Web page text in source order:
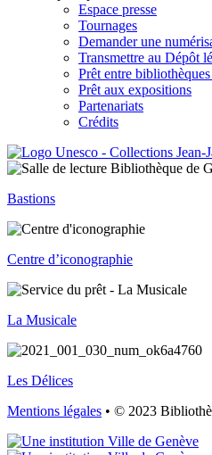
Espace presse
Tournages
Demander une
Transmettre au Dépôt
Prêt entre
Prêt aux expositions
Partenariats
Crédits
Bastions
Centre d’iconographie
La Musicale
Les Délices
Mentions légales • © 2023